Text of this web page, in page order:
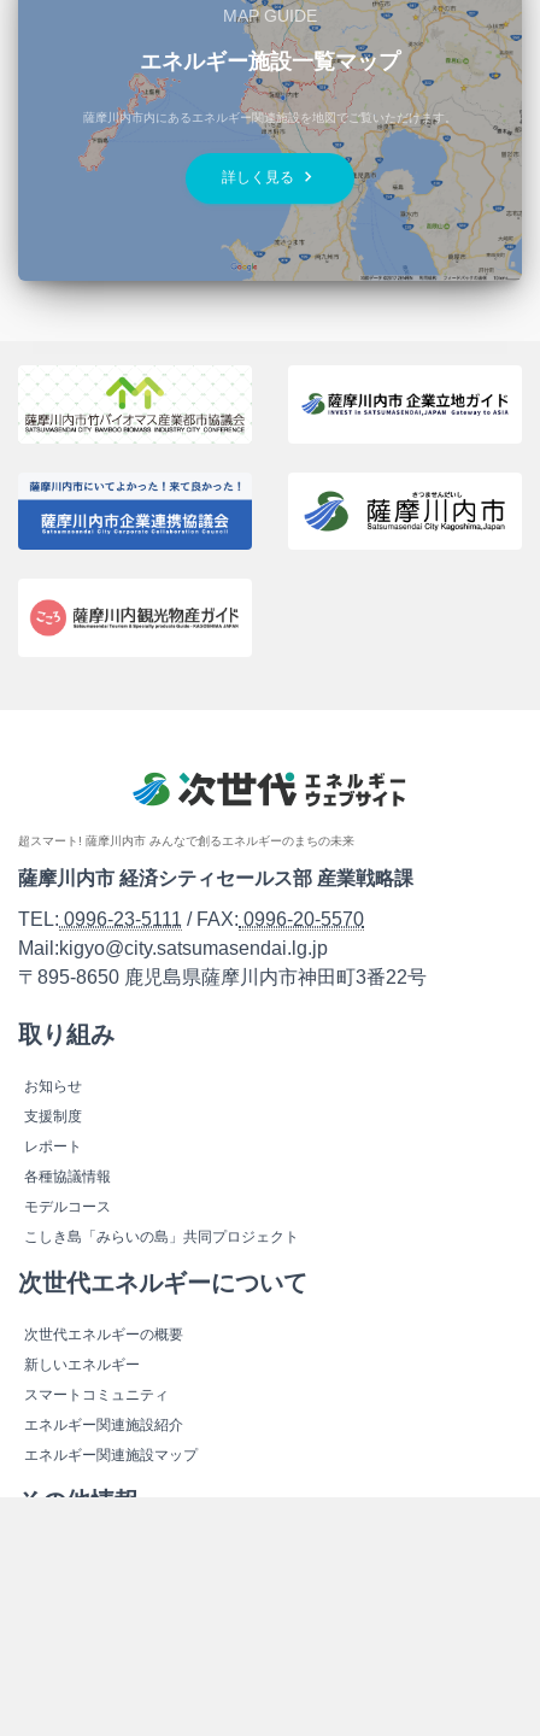
MAP GUIDE
エネルギー施設一覧マップ
薩摩川内市内にあるエネルギー関連施設を地図でご覧いただけます。
詳しく見る keyboard_arrow_right
超スマート! 薩摩川内市 みんなで創るエネルギーのまちの未来
薩摩川内市 経済シティセールス部 産業戦略課
TEL: 0996-23-5111 / FAX: 0996-20-5570
Mail:kigyo@city.satsumasendai.lg.jp
〒895-8650 鹿児島県薩摩川内市神田町3番22号
取り組み
お知らせ
支援制度
レポート
各種協議情報
モデルコース
こしき島「みらいの島」共同プロジェクト
次世代エネルギーについて
次世代エネルギーの概要
新しいエネルギー
スマートコミュニティ
エネルギー関連施設紹介
エネルギー関連施設マップ
その他情報